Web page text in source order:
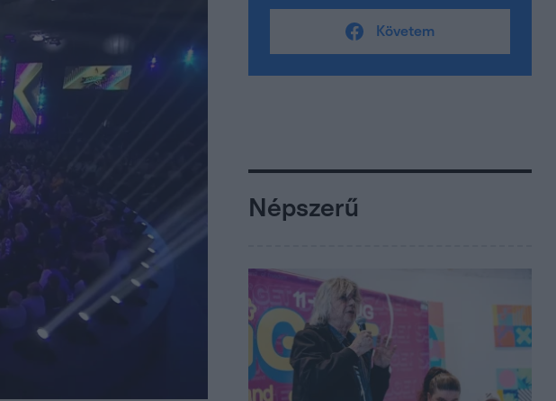
Követem
Népszerű